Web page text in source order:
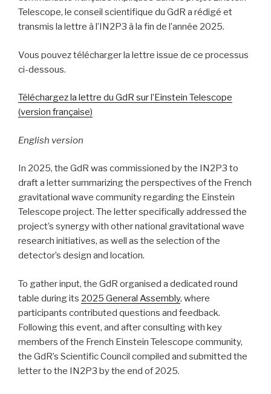
Telescope, le conseil scientifique du GdR a rédigé et
transmis la lettre à l’IN2P3 à la fin de l’année 2025.
Vous pouvez télécharger la lettre issue de ce processus
ci-dessous.
Téléchargez la lettre du GdR sur l’Einstein Telescope
(version française)
English version
In 2025, the GdR was commissioned by the IN2P3 to
draft a letter summarizing the perspectives of the French
gravitational wave community regarding the Einstein
Telescope project. The letter specifically addressed the
project’s synergy with other national gravitational wave
research initiatives, as well as the selection of the
detector’s design and location.
To gather input, the GdR organised a dedicated round
table during its 2025 General Assembly, where
participants contributed questions and feedback.
Following this event, and after consulting with key
members of the French Einstein Telescope community,
the GdR’s Scientific Council compiled and submitted the
letter to the IN2P3 by the end of 2025.